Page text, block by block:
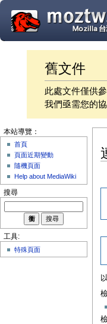
舊文件
此處文件僅供
我們亟需您的
本站導覽：
首頁
頁面近期變動
隨機頁面
Help about MediaWiki
搜尋
工具:
特殊頁面